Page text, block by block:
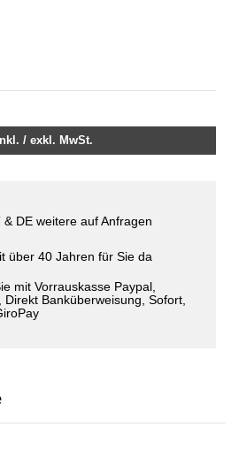
/ exkl. MwSt.
& DE weitere auf Anfragen
über 40 Jahren für Sie da
mit Vorrauskasse Paypal,
Direkt Banküberweisung, Sofort,